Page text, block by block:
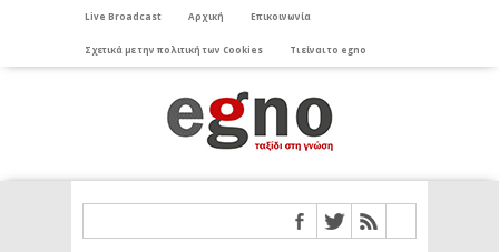
Live Broadcast Αρχική Επικοινωνία
Σχετικά με την πολιτική των Cookies Τι είναι το egno